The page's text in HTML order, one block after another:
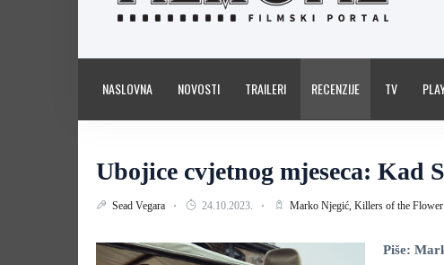
NASLOVNA NOVOSTI TRAILERI RECENZIJE TV
Ubojice cvjetnog mjeseca: Kad
Sead Vegara 24.10.2023. Marko Njegić, Killers of the
Piše: